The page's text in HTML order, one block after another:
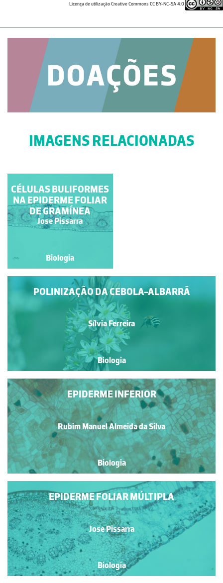
Licença de utilização Creative Commons CC BY-NC-SA 4.0
IMAGENS RELACIONADAS
MITOSE EM CÉLULAS
DO ÁPICE DA RAIZ DA
CEBOLA
Ana Bela Saraiva
Biologia
POLINIZAÇÃO DA CEBOLA-ALBARRÃ
Sílvia Ferreira
Biologia
EPIDERME INFERIOR
Rubim Manuel Almeida da Silva
Biologia
CÉLULAS BULIFORMES
NA EPIDERME FOLIAR
DE GRAMÍNEA
Jose Pissarra
Biologia
EPIDERME FOLIAR MÚLTIPLA
Jose Pissarra
Biologia